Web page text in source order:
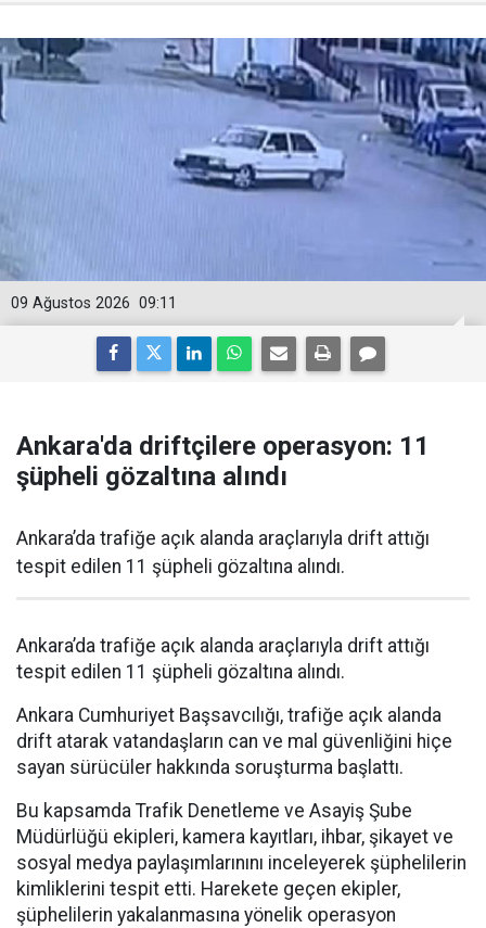
09:11
09 Ağustos 2026
Ankara'da driftçilere operasyon: 11
şüpheli gözaltına alındı
Ankara’da trafiğe açık alanda araçlarıyla drift attığı
tespit edilen 11 şüpheli gözaltına alındı.
Ankara’da trafiğe açık alanda araçlarıyla drift attığı
tespit edilen 11 şüpheli gözaltına alındı.
Ankara Cumhuriyet Başsavcılığı, trafiğe açık alanda
drift atarak vatandaşların can ve mal güvenliğini hiçe
sayan sürücüler hakkında soruşturma başlattı.
Bu kapsamda Trafik Denetleme ve Asayiş Şube
Müdürlüğü ekipleri, kamera kayıtları, ihbar, şikayet ve
sosyal medya paylaşımlarınını inceleyerek şüphelilerin
kimliklerini tespit etti. Harekete geçen ekipler,
şüphelilerin yakalanmasına yönelik operasyon